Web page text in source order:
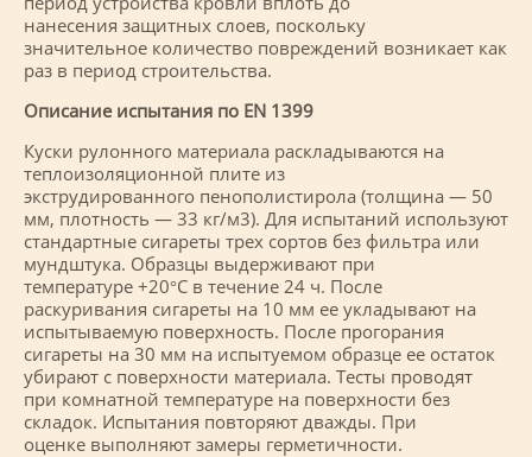
нанесения защитных слоев, поскольку
значительное количество повреждений возникает как
раз в период строительства.
Описание испытания по EN 1399
Куски рулонного материала раскладываются на
теплоизоляционной плите из
экструдированного пенополистирола (толщина — 50
мм, плотность — 33 кг/м3). Для испытаний используют
стандартные сигареты трех сортов без фильтра или
мундштука. Образцы выдерживают при
температуре +20°С в течение 24 ч. После
раскуривания сигареты на 10 мм ее укладывают на
испытываемую поверхность. После прогорания
сигареты на 30 мм на испытуемом образце ее остаток
убирают с поверхности материала. Тесты проводят
при комнатной температуре на поверхности без
складок. Испытания повторяют дважды. При
оценке выполняют замеры герметичности.